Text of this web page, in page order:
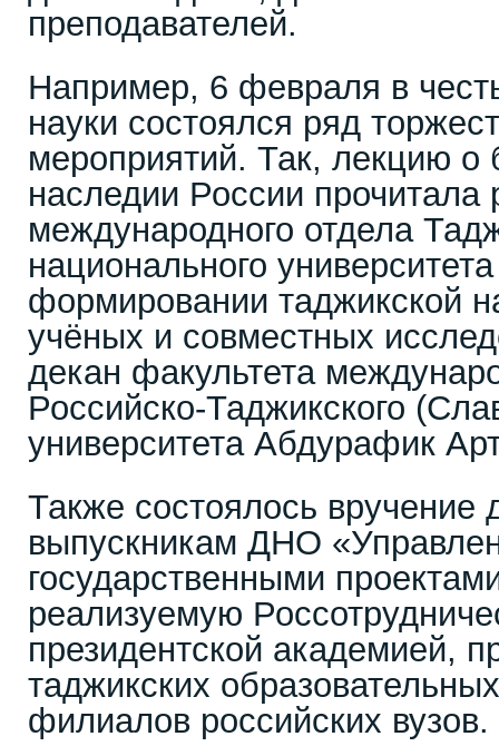
преподавателей.
Например, 6 февраля в
науки состоялся ряд
мероприятий. Так, лекцию о
наследии России прочитала
международного отдела
национального
формировании таджикской
учёных и совместных
декан факультета
Российско-Таджикского
университета Абдурафик
Также состоялось вручение
выпускникам ДНО
государственными
реализуемую
президентской академией,
таджикских
филиалов российских вузов.